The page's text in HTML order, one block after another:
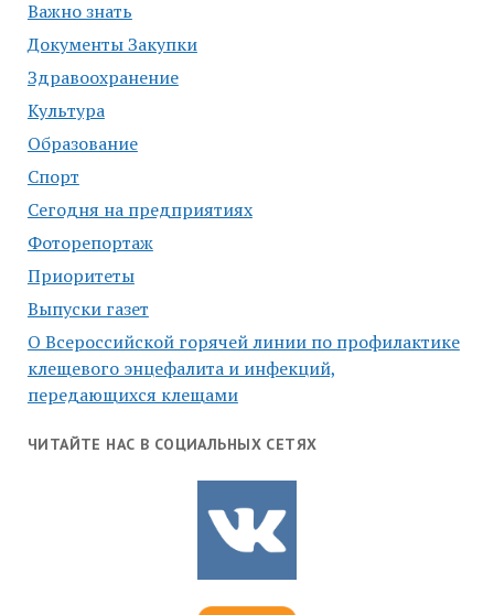
Важно знать
Документы Закупки
Здравоохранение
Культура
Образование
Спорт
Сегодня на предприятиях
Фоторепортаж
Приоритеты
Выпуски газет
О Всероссийской горячей линии по профилактике
клещевого энцефалита и инфекций,
передающихся клещами
ЧИТАЙТЕ НАС В СОЦИАЛЬНЫХ СЕТЯХ